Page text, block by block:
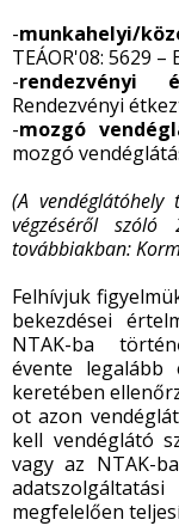
-munkahelyi/
TEÁOR'08: 5629
-rendezvényi
Rendezvényi
-mozgó
mozgó
(A vendéglátóhely
végzéséről
továbbiakban:
Felhívjuk
bekezdései
NTAK-ba
évente legalább
keretében
ot azon
kell vendéglátó
vagy az NTAK-
megfelelően